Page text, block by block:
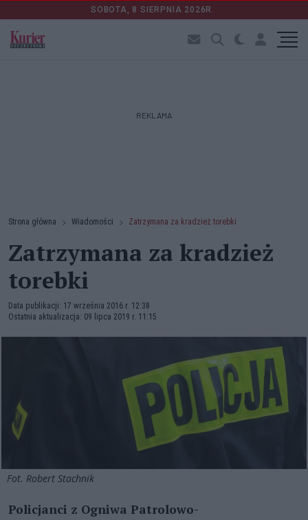
SOBOTA, 8 SIERPNIA 2026R.
REKLAMA
Strona główna Wiadomości Zatrzymana za kradzież torebki
Zatrzymana za kradzież
torebki
Data publikacji: 17 września 2016 r. 12:38
Ostatnia aktualizacja: 09 lipca 2019 r. 11:15
Fot. Robert Stachnik
Policjanci z Ogniwa Patrolowo-